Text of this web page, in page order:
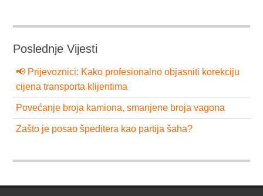
Poslednje Vijesti
📢 Prijevoznici: Kako profesionalno objasniti korekciju
cijena transporta klijentima
Povećanje broja kamiona, smanjene broja vagona
Zašto je posao špeditera kao partija šaha?